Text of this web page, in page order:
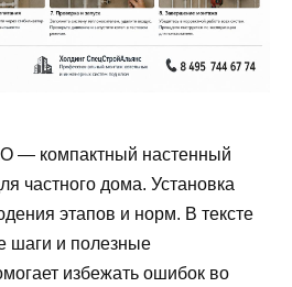
— компактный настенный
частного дома. Установка
этапов и норм. В тексте
шаги и полезные
избежать ошибок во